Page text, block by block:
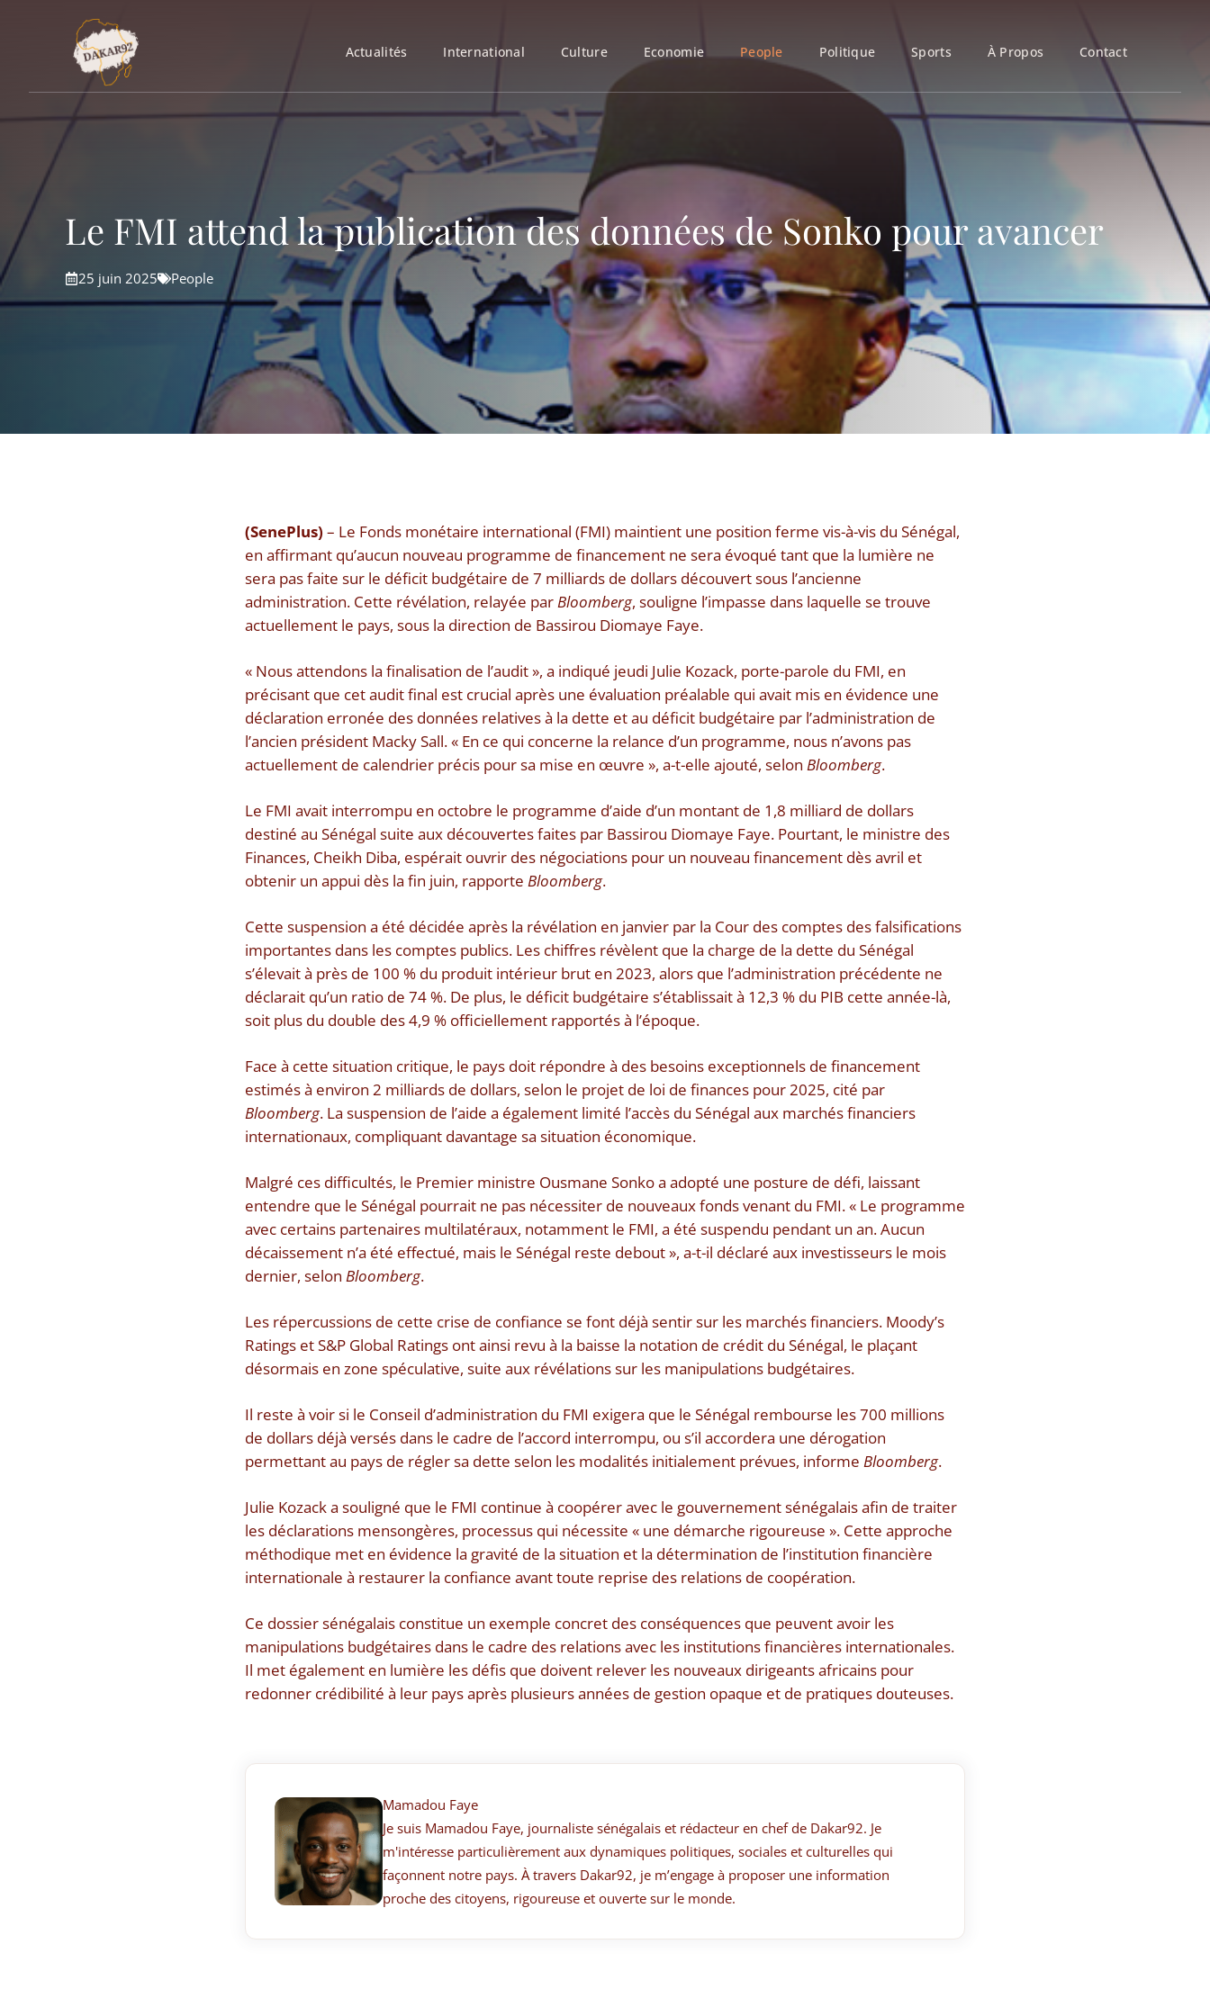
Actualités International Culture Economie People Politique Sports À Propos Contact
Le FMI attend la publication des données de Sonko pour avancer
25 juin 2025 People
(SenePlus) – Le Fonds monétaire international (FMI) maintient une position ferme vis-à-vis du Sénégal,
en affirmant qu’aucun nouveau programme de financement ne sera évoqué tant que la lumière ne
sera pas faite sur le déficit budgétaire de 7 milliards de dollars découvert sous l’ancienne
administration. Cette révélation, relayée parBloomberg, souligne l’impasse dans laquelle se trouve
actuellement le pays, sous la direction de Bassirou Diomaye Faye.
« Nous attendons la finalisation de l’audit », a indiqué jeudi Julie Kozack, porte-parole du FMI, en
précisant que cet audit final est crucial après une évaluation préalable qui avait mis en évidence une
déclaration erronée des données relatives à la dette et au déficit budgétaire par l’administration de
l’ancien président Macky Sall. « En ce qui concerne la relance d’un programme, nous n’avons pas
actuellement de calendrier précis pour sa mise en œuvre », a-t-elle ajouté, selon Bloomberg.
Le FMI avait interrompu en octobre le programme d’aide d’un montant de 1,8 milliard de dollars
destiné au Sénégal suite aux découvertes faites par Bassirou Diomaye Faye. Pourtant, le ministre des
Finances, Cheikh Diba, espérait ouvrir des négociations pour un nouveau financement dès avril et
obtenir un appui dès la fin juin, rapporte Bloomberg.
Cette suspension a été décidée après la révélation en janvier par la Cour des comptes des falsifications
importantes dans les comptes publics. Les chiffres révèlent que la charge de la dette du Sénégal
s’élevait à près de 100 % du produit intérieur brut en 2023, alors que l’administration précédente ne
déclarait qu’un ratio de 74 %. De plus, le déficit budgétaire s’établissait à 12,3 % du PIB cette année-là,
soit plus du double des 4,9 % officiellement rapportés à l’époque.
Face à cette situation critique, le pays doit répondre à des besoins exceptionnels de financement
estimés à environ 2 milliards de dollars, selon le projet de loi de finances pour 2025, cité par
Bloomberg. La suspension de l’aide a également limité l’accès du Sénégal aux marchés financiers
internationaux, compliquant davantage sa situation économique.
Malgré ces difficultés, le Premier ministre Ousmane Sonko a adopté une posture de défi, laissant
entendre que le Sénégal pourrait ne pas nécessiter de nouveaux fonds venant du FMI. « Le programme
avec certains partenaires multilatéraux, notamment le FMI, a été suspendu pendant un an. Aucun
décaissement n’a été effectué, mais le Sénégal reste debout », a-t-il déclaré aux investisseurs le mois
dernier, selon Bloomberg.
Les répercussions de cette crise de confiance se font déjà sentir sur les marchés financiers. Moody’s
Ratings et S&P Global Ratings ont ainsi revu à la baisse la notation de crédit du Sénégal, le plaçant
désormais en zone spéculative, suite aux révélations sur les manipulations budgétaires.
Il reste à voir si le Conseil d’administration du FMI exigera que le Sénégal rembourse les 700 millions
de dollars déjà versés dans le cadre de l’accord interrompu, ou s’il accordera une dérogation
permettant au pays de régler sa dette selon les modalités initialement prévues, informe Bloomberg.
Julie Kozack a souligné que le FMI continue à coopérer avec le gouvernement sénégalais afin de traiter
les déclarations mensongères, processus qui nécessite « une démarche rigoureuse ». Cette approche
méthodique met en évidence la gravité de la situation et la détermination de l’institution financière
internationale à restaurer la confiance avant toute reprise des relations de coopération.
Ce dossier sénégalais constitue un exemple concret des conséquences que peuvent avoir les
manipulations budgétaires dans le cadre des relations avec les institutions financières internationales.
Il met également en lumière les défis que doivent relever les nouveaux dirigeants africains pour
redonner crédibilité à leur pays après plusieurs années de gestion opaque et de pratiques douteuses.
Mamadou Faye
Je suis Mamadou Faye, journaliste sénégalais et rédacteur en chef de Dakar92. Je
m'intéresse particulièrement aux dynamiques politiques, sociales et culturelles qui
façonnent notre pays. À travers Dakar92, je m’engage à proposer une information
proche des citoyens, rigoureuse et ouverte sur le monde.